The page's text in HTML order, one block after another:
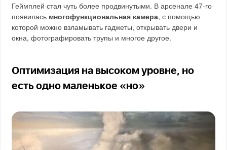
Геймплей стал чуть более продвинутыми. В арсенале 47-го
появилась многофункциональная камера, с помощью
которой можно взламывать гаджеты, открывать двери и
окна, фотографировать трупы и многое другое.
Оптимизация на высоком уровне, но
есть одно маленькое «но»